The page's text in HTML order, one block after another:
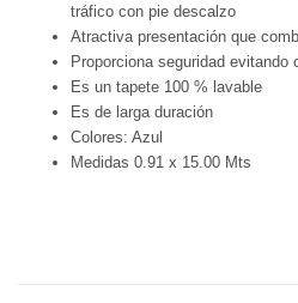
tráfico con pie descalzo
Atractiva presentación que
Proporciona seguridad evitando
Es un tapete 100 % lavable
Es de larga duración
Colores: Azul
Medidas 0.91 x 15.00 Mts